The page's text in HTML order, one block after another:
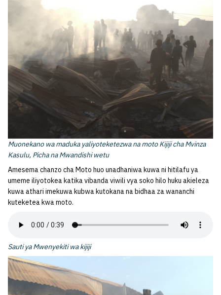
Muonekano wa maduka yaliyoteketezwa na moto Kijiji cha Mvinza
Kasulu, Picha na Mwandishi wetu
Amesema chanzo cha Moto huo unadhaniwa kuwa ni hitilafu ya
umeme iliyotokea katika vibanda viwili vya soko hilo huku akieleza
kuwa athari imekuwa kubwa kutokana na bidhaa za wananchi
kuteketea kwa moto.
Sauti ya Mwenyekiti wa kijiji